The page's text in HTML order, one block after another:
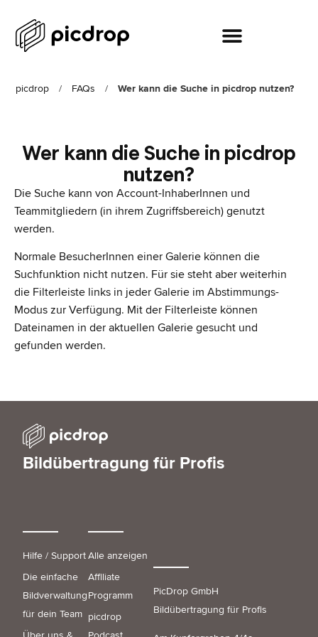
picdrop / FAQs / Wer kann die Suche in picdrop nutzen?
Wer kann die Suche in picdrop
nutzen?
Die Suche kann von Account-InhaberInnen und
Teammitgliedern (in ihrem Zugriffsbereich) genutzt
werden.
Normale BesucherInnen einer Galerie können die
Suchfunktion nicht nutzen. Für sie steht aber weiterhin
die Filterleiste links in jeder Galerie im Abstimmungs-
Modus zur Verfügung. Mit der Filterleiste können
Dateinamen in der aktuellen Galerie gesucht und
gefunden werden.
Bildübertragung für Profis
PicDrop GmbH
Bildübertragung für Profis
Hilfe / Support
Die einfache
Bildverwaltung
für dein Team
Alle anzeigen
Affiliate
Programm
picdrop